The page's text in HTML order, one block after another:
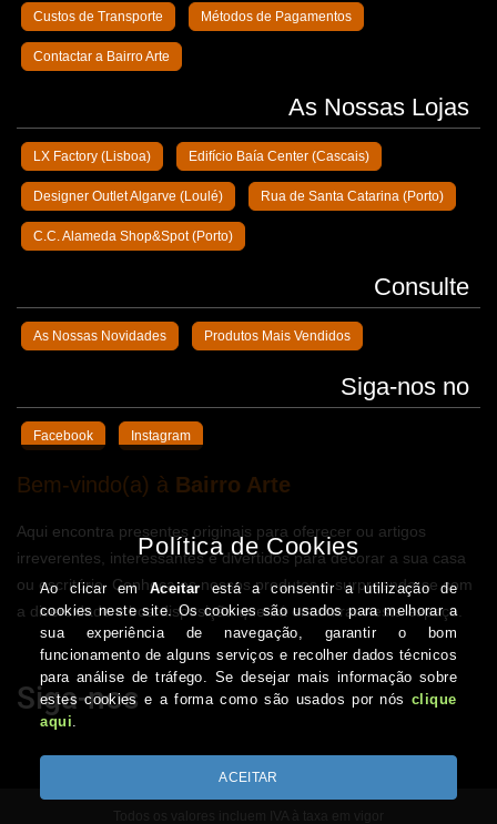
Custos de Transporte Métodos de Pagamentos
Contactar a Bairro Arte
As Nossas Lojas
LX Factory (Lisboa) Edifício Baía Center (Cascais)
Designer Outlet Algarve (Loulé) Rua de Santa Catarina (Porto)
C.C. Alameda Shop&Spot (Porto)
Consulte
As Nossas Novidades Produtos Mais Vendidos
Siga-nos no
Facebook Instagram
Bem-vindo(a) à Bairro Arte
Aqui encontra presentes originais para oferecer ou artigos
irreverentes, interessantes e divertidos para decorar a sua casa
ou escritório. Conheça os nossos produtos e surpreenda-se com
a diversidade e boa disposição que irá encontrar neste espaço.
Siga-nos